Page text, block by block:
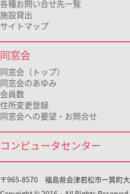
各種お問い合せ先一覧
施設貸出
サイトマップ
同窓会
同窓会（トップ）
同窓会のあゆみ
会員数
住所変更登録
同窓会への要望・お問合せ
コンピュータセンター
〒965-8570 福島県会津若松市一箕町大